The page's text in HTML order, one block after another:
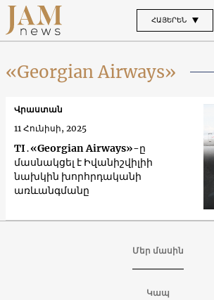
ՀԱՅԵՐԵՆ
«Georgian Airways»
TI․«Georgian Airways»-ը
մասնակցել է Իվանիշվիլիի
նախկին խորհրդականի
առևանգմանը
Վրաստան
11 Հունիսի, 2025
Մեր մասին
Կապ